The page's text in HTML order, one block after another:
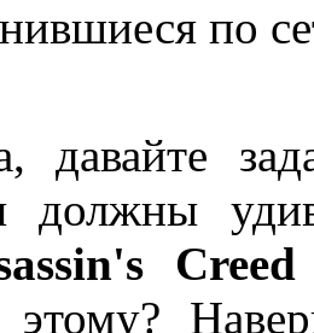
по
давайте
должны
этому?